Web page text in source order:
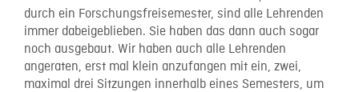
durch ein Forschungsfreisemester, sind alle Lehrenden
immer dabeigeblieben. Sie haben das dann auch sogar
noch ausgebaut. Wir haben auch alle Lehrenden
angeraten, erst mal klein anzufangen mit ein, zwei,
maximal drei Sitzungen innerhalb eines Semesters, um